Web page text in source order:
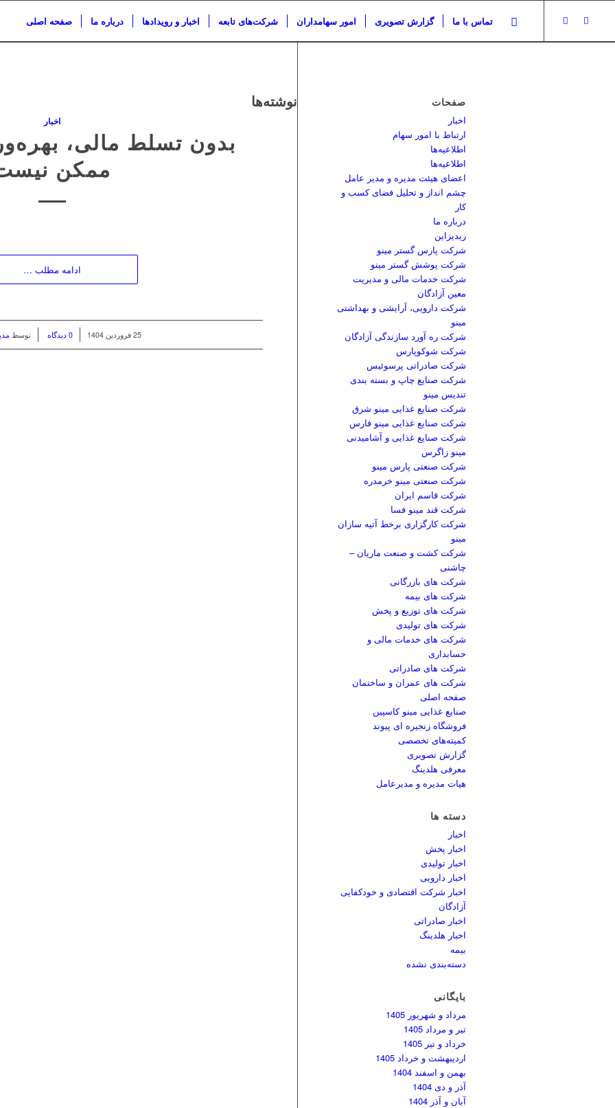
صفحه اصلی درباره ما اخبار و رویدادها شرکت‌های تابعه امور سهامداران گزارش تصویری تماس با ما
نوشته‌ها
اخبار
بدون تسلط مالی،
ممکن
ادامه مطلب …
25 فروردین 1404 / 0 دیدگاه توسط
صفحات
اخبار
ارتباط با امور سهام
اطلاعیه‌ها
اطلاعیه‌ها
اعضای هیئت مدیره و مدیر عامل
چشم انداز و تحلیل فضای کسب و
کار
درباره ما
ریدیزاین
شرکت پارس گستر مینو
شرکت پوشش گستر مینو
شرکت خدمات مالی و مدیریت
معین آزادگان
شرکت دارویی، آرایشی و بهداشتی
مینو
شرکت ره آورد سازندگی آزادگان
شرکت شوکوپارس
شرکت صادراتی پرسوئیس
شرکت صنایع چاپ و بسته بندی
تندیس مینو
شرکت صنایع غذایی مینو شرق
شرکت صنایع غذایی مینو فارس
شرکت صنایع غذایی و آشامیدنی
مینو زاگرس
شرکت صنعتی پارس مینو
شرکت صنعتی مینو خرمدره
شرکت قاسم ایران
شرکت قند مینو فسا
شرکت کارگزاری برخط آتیه سازان
مینو
شرکت کشت و صنعت ماریان –
چاشنی
شرکت های بازرگانی
شرکت های بیمه
شرکت های توزیع و پخش
شرکت های تولیدی
شرکت های خدمات مالی و
حسابداری
شرکت های صادراتی
شرکت های عمران و ساختمان
صفحه اصلی
صنایع غذایی مینو کاسپین
فروشگاه زنجیره ای پیوند
کمیته‌های تخصصی
گزارش تصویری
معرفی هلدینگ
هیات مدیره و مدیرعامل
دسته ها
اخبار
اخبار پخش
اخبار تولیدی
اخبار دارویی
اخبار شرکت اقتصادی و خودکفایی
آزادگان
اخبار صادراتی
اخبار هلدینگ
بیمه
دسته‌بندی نشده
بایگانی
مرداد و شهریور 1405
تیر و مرداد 1405
خرداد و تیر 1405
اردیبهشت و خرداد 1405
بهمن و اسفند 1404
آذر و دی 1404
آبان و آذر 1404